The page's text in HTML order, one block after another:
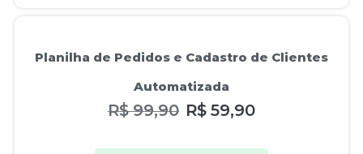
Planilha de Pedidos e Cadastro de Clientes
Automatizada
R$99,90 R$ 59,90